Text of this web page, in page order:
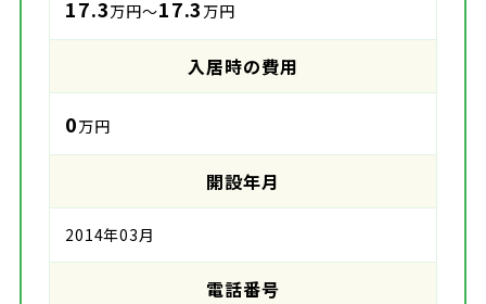
17.3万円～17.3 万円
入居時の費用
0万円
開設年月
2014年03月
電話番号